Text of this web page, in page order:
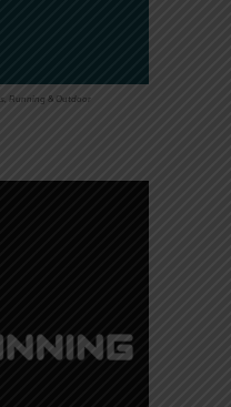
Running & Outdoor